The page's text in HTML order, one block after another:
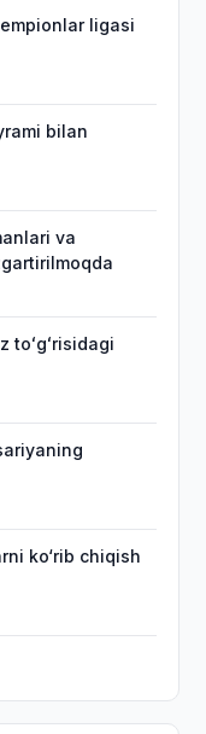
ligasi
bilan
va
toʻgʻrisidagi
ko‘rib chiqish